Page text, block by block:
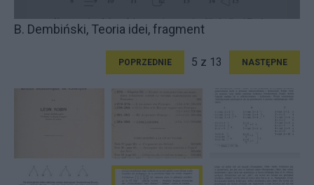
B. Dembiński, Teoria idei, fragment
POPRZEDNIE 5 z 13 NASTĘPNE